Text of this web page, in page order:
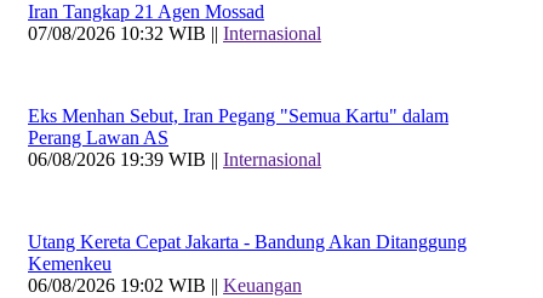
Iran Tangkap 21 Agen Mossad
07/08/2026 10:32 WIB || Internasional
Eks Menhan Sebut, Iran Pegang "Semua Kartu" dalam
Perang Lawan AS
06/08/2026 19:39 WIB || Internasional
Utang Kereta Cepat Jakarta - Bandung Akan Ditanggung
Kemenkeu
06/08/2026 19:02 WIB || Keuangan